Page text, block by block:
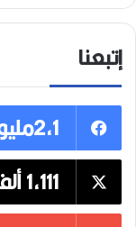
إتبعنا
2,1مليون
1,111 ألف